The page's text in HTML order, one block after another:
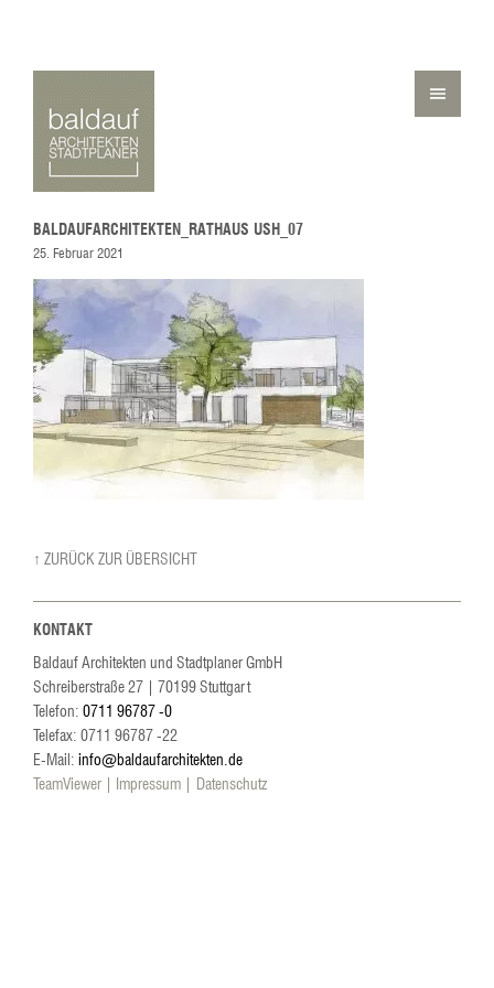
BALDAUFARCHITEKTEN_RATHAUS USH_07
25. Februar 2021
↑ ZURÜCK ZUR ÜBERSICHT
KONTAKT
Baldauf Architekten und Stadtplaner GmbH
Schreiberstraße 27| 70199Stuttgart
Telefon: 0711 96787 -0
Telefax: 0711 96787 -22
E-Mail: info@baldaufarchitekten.de
TeamViewer
Impressum Datenschutz